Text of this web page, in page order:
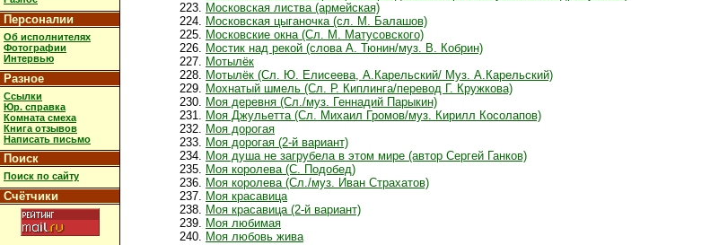
Персоналии
Об исполнителях
Фотографии
Интервью
Разное
Ссылки
Юр. справка
Комната смеха
Книга отзывов
Написать письмо
Поиск
Поиск по сайту
Счётчики
Московская листва (армейская)
Московская цыганочка (сл. М. Балашов)
Московские окна (Сл. М. Матусовского)
Мостик над рекой (слова А. Тюнин/муз. В. Кобрин)
Мотылёк
Мотылёк (Сл. Ю. Елисеева, А.Карельский/ Муз. А.Карельский)
Мохнатый шмель (Сл. Р. Киплинга/перевод Г. Кружкова)
Моя деревня (Сл./муз. Геннадий Парыкин)
Моя Джульетта (Сл. Михаил Громов/муз. Кирилл Косолапов)
Моя дорогая
Моя дорогая (2-й вариант)
Моя душа не загрубела в этом мире (автор Сергей Ганков)
Моя королева (С. Подобед)
Моя королева (Сл./муз. Иван Страхатов)
Моя красавица
Моя красавица (2-й вариант)
Моя любимая
Моя любовь жива